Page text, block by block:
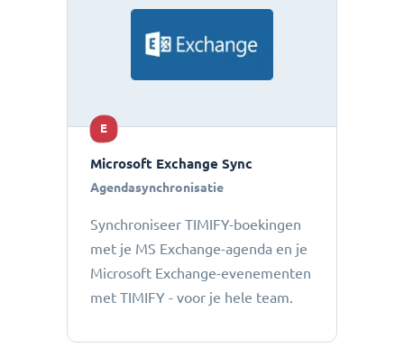
E
Microsoft Exchange Sync
Agendasynchronisatie
Synchroniseer TIMIFY-boekingen
met je MS Exchange-agenda en je
Microsoft Exchange-evenementen
met TIMIFY - voor je hele team.